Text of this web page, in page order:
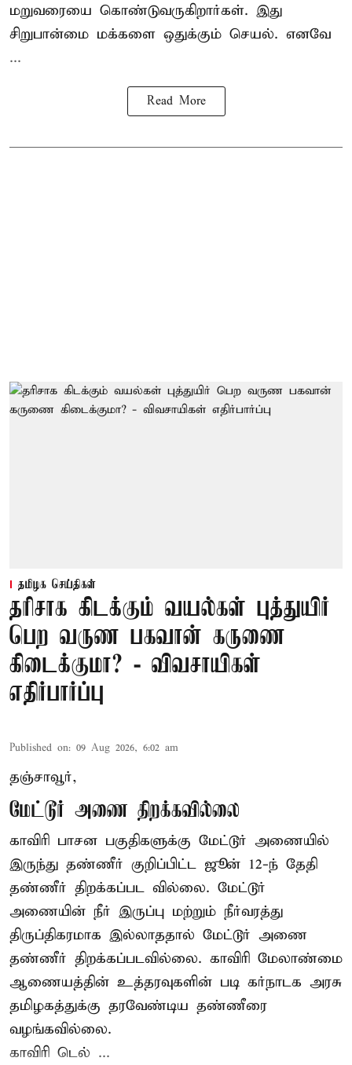
மறுவரையை கொண்டுவருகிறார்கள். இது
சிறுபான்மை மக்களை ஒதுக்கும் செயல். எனவே
...
Read More
தமிழக செய்திகள்
தரிசாக கிடக்கும் வயல்கள் புத்துயிர்
பெற வருண பகவான் கருணை
கிடைக்குமா? - விவசாயிகள்
எதிர்பார்ப்பு
Published on: 09 Aug 2026, 6:02 am
தஞ்சாவூர்,
மேட்டூர் அணை திறக்கவில்லை
காவிரி பாசன பகுதிகளுக்கு மேட்டூர் அணையில்
இருந்து தண்ணீர் குறிப்பிட்ட ஜூன் 12-ந் தேதி
தண்ணீர் திறக்கப்பட வில்லை. மேட்டூர்
அணையின் நீர் இருப்பு மற்றும் நீர்வரத்து
திருப்திகரமாக இல்லாததால் மேட்டூர் அணை
தண்ணீர் திறக்கப்படவில்லை. காவிரி மேலாண்மை
ஆணையத்தின் உத்தரவுகளின் படி கர்நாடக அரசு
தமிழகத்துக்கு தரவேண்டிய தண்ணீரை
வழங்கவில்லை.
காவிரி டெல் ...